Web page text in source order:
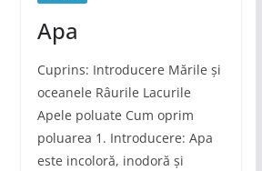
Apa
Cuprins: Introducere Mările și
oceanele Râurile Lacurile
Apele poluate Cum oprim
poluarea 1. Introducere: Apa
este incoloră, inodoră și